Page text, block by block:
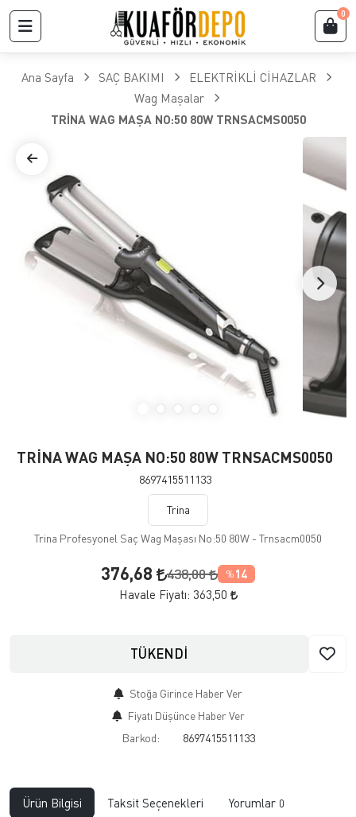
0
Ana Sayfa SAÇ BAKIMI
ELEKTRİKLİ CİHAZLAR
Wag Maşalar
TRİNA WAG MAŞA NO:50 80W TRNSACMS0050
TRİNA WAG MAŞA NO:50 80W TRNSACMS0050
8697415511133
Trina
Trina Profesyonel Saç Wag Maşası No:50 80W - Trnsacm0050
376,68 438,00 % 14
Havale Fiyatı: 363,50
TÜKENDİ
Stoğa Girince Haber Ver
Fiyatı Düşünce Haber Ver
Barkod:
8697415511133
Ürün Bilgisi Taksit Seçenekleri Yorumlar 0